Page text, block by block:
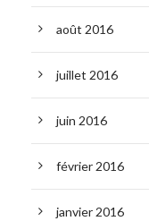
août 2016
juillet 2016
juin 2016
février 2016
janvier 2016